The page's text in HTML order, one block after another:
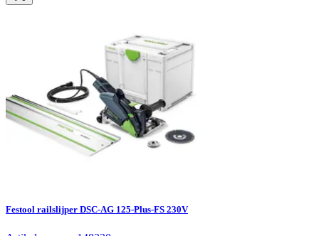
Festool railslijper DSC-AG 125-Plus-FS 230V